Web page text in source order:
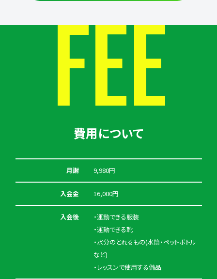
FEE
費用について
月謝 9,980円
入会金 16,000円
入会後
・運動できる服装
・運動できる靴
・水分のとれるもの(水筒・ペットボトル
など)
・レッスンで使用する備品